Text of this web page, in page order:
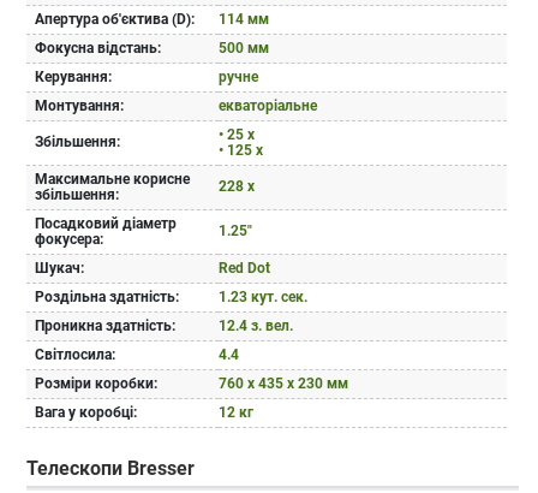
Апертура об'єктива (D):
114 мм
Фокусна відстань:
500 мм
Керування:
ручне
Монтування:
екваторіальне
Збільшення:
• 25 x
• 125 x
Максимальне корисне
збільшення:
228 x
Посадковий діаметр
фокусера:
1.25"
Шукач:
Red Dot
Роздільна здатність:
1.23 кут. сек.
Проникна здатність:
12.4 з. вел.
Світлосила:
4.4
Розміри коробки:
760 x 435 x 230 мм
Вага у коробці:
12 кг
Телескопи Bresser